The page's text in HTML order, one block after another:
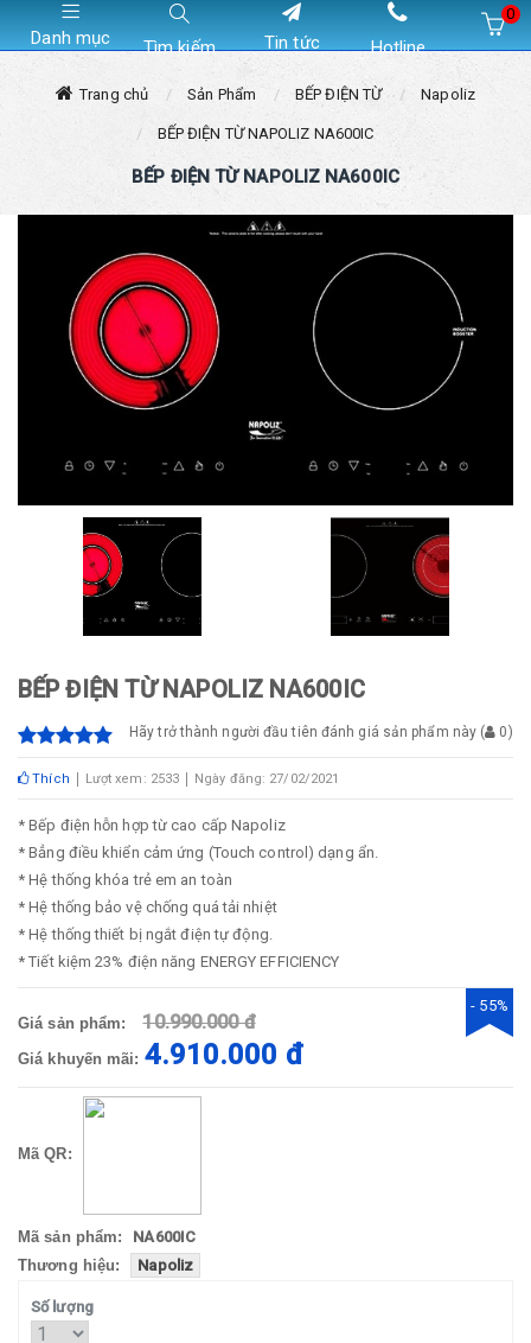
Danh mục Tìm kiếm Tin tức Hotline
0
Trang chủ Sản Phẩm BẾP ĐIỆN TỪ Napoliz
BẾP ĐIỆN TỪ NAPOLIZ NA600IC
BẾP ĐIỆN TỪ NAPOLIZ NA600IC
BẾP ĐIỆN TỪ NAPOLIZ NA600IC
Hãy trở thành người đầu tiên đánh giá sản phẩm này ( 0)
Thích Lượt xem: 2533 Ngày đăng: 27/02/2021
* Bếp điện hỗn hợp từ cao cấp Napoliz
* Bẳng điều khiển cảm ứng (Touch control) dạng ẩn.
* Hệ thống khóa trẻ em an toàn
* Hệ thống bảo vệ chống quá tải nhiệt
* Hệ thống thiết bị ngắt điện tự động.
* Tiết kiệm 23% điện năng ENERGY EFFICIENCY
Giá sản phẩm: 10.990.000 đ
Giá khuyến mãi: 4.910.000 đ
- 55%
Mã QR:
Mã sản phẩm:
NA600IC
Thương hiệu:
Napoliz
Số lượng